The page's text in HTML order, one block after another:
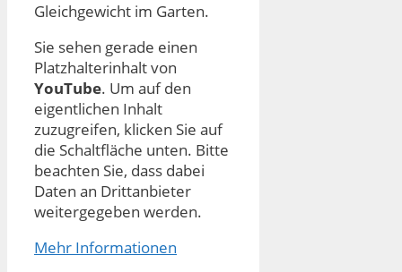
Gleichgewicht im Garten.
Sie sehen gerade einen
Platzhalterinhalt von
YouTube. Um auf den
eigentlichen Inhalt
zuzugreifen, klicken Sie auf
die Schaltfläche unten. Bitte
beachten Sie, dass dabei
Daten an Drittanbieter
weitergegeben werden.
Mehr Informationen